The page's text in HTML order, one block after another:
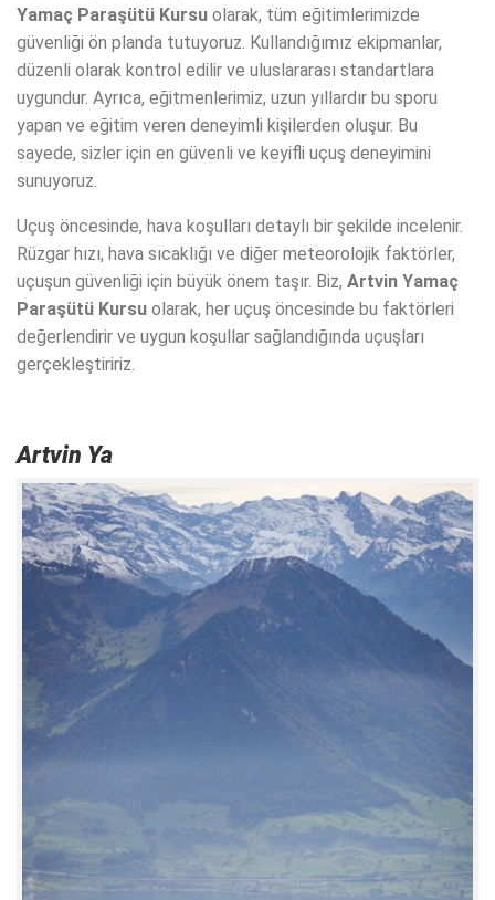
Yamaç Paraşütü Kursu olarak, tüm eğitimlerimizde
güvenliği ön planda tutuyoruz. Kullandığımız ekipmanlar,
düzenli olarak kontrol edilir ve uluslararası standartlara
uygundur. Ayrıca, eğitmenlerimiz, uzun yıllardır bu sporu
yapan ve eğitim veren deneyimli kişilerden oluşur. Bu
sayede, sizler için en güvenli ve keyifli uçuş deneyimini
sunuyoruz.
Uçuş öncesinde, hava koşulları detaylı bir şekilde incelenir.
Rüzgar hızı, hava sıcaklığı ve diğer meteorolojik faktörler,
uçuşun güvenliği için büyük önem taşır. Biz, Artvin Yamaç
Paraşütü Kursu olarak, her uçuş öncesinde bu faktörleri
değerlendirir ve uygun koşullar sağlandığında uçuşları
gerçekleştiririz.
Artvin Ya